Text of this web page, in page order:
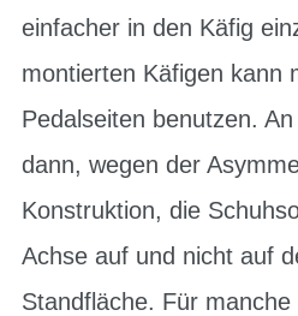
einfacher in den Käfig
montierten Käfigen kann
Pedalseiten benutzen.
dann, wegen der
Konstruktion, die
Achse auf und nicht auf
Standfläche. Für